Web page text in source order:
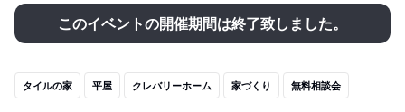
このイベントの開催期間は終了致しました。
タイルの家 平屋 クレバリーホーム 家づくり 無料相談会